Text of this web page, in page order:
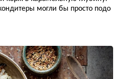
могли бы просто подо